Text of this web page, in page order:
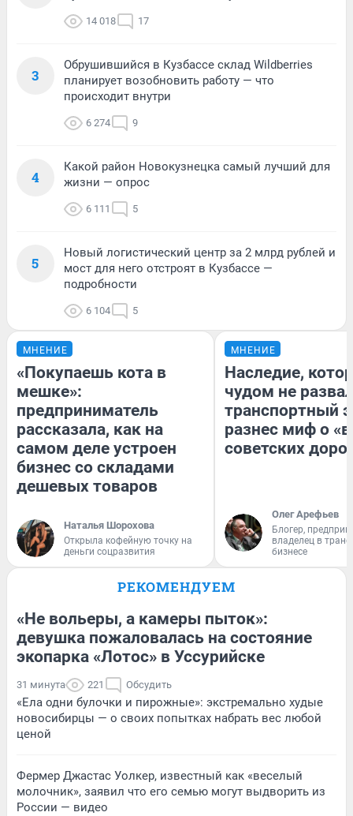
14 018 17
3
Обрушившийся в Кузбассе склад Wildberries
планирует возобновить работу — что
происходит внутри
6 274 9
4
Какой район Новокузнецка самый лучший для
жизни — опрос
6 111 5
5
Новый логистический центр за 2 млрд рублей и
мост для него отстроят в Кузбассе —
подробности
6 104 5
МНЕНИЕ
«Покупаешь кота в
мешке»:
предприниматель
рассказала, как на
самом деле устроен
бизнес со складами
дешевых товаров
Наталья Шорохова
Открыла кофейную точку на
деньги соцразвития
МНЕНИЕ
Наследие,
чудом не
транспортный
разнес миф о
советских
Олег Арефьев
Блогер,
владелец в
бизнесе
РЕКОМЕНДУЕМ
«Не вольеры, а камеры пыток»:
девушка пожаловалась на состояние
экопарка «Лотос» в Уссурийске
31 минута 221 Обсудить
«Ела одни булочки и пирожные»: экстремально худые
новосибирцы — о своих попытках набрать вес любой
ценой
Фермер Джастас Уолкер, известный как «веселый
молочник», заявил что его семью могут выдворить из
России — видео